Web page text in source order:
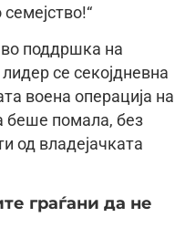
поддршка на
се секојдневна
воена операција на
беше помала, без
од владејачката
граѓани да не